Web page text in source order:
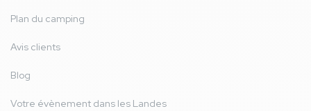
Plan du camping
Avis clients
Blog
Votre évènement dans les Landes